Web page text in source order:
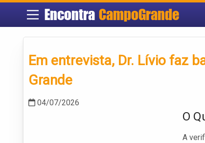
Encontra CampoGrande
Em entrevista, Dr. Lívio faz
Grande
04/07/2026
O
A